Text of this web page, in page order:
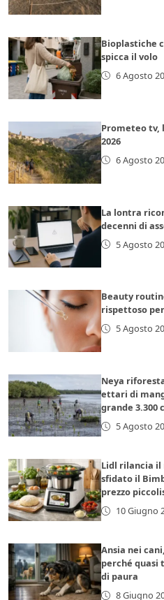
Bioplastiche
spicca il volo
6 Agosto
Prometeo tv,
2026
6 Agosto
La lontra
decenni di
5 Agosto
Beauty
rispettoso
5 Agosto
Neya
ettari di
grande 3.300
5 Agosto
Lidl rilancia il
sfidato il
prezzo
10 Giugno
Ansia nei
perché
di paura
8 Giugno